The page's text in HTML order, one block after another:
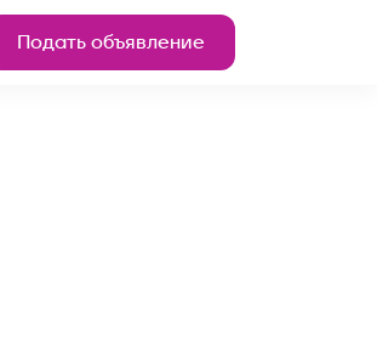
Подать объявление